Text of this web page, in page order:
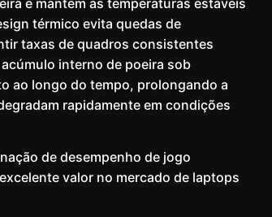
térmico evita quedas de
taxas de quadros consistentes
interno de poeira sob
ao longo do tempo, prolongando a
rapidamente em condições
de desempenho de jogo
valor no mercado de laptops